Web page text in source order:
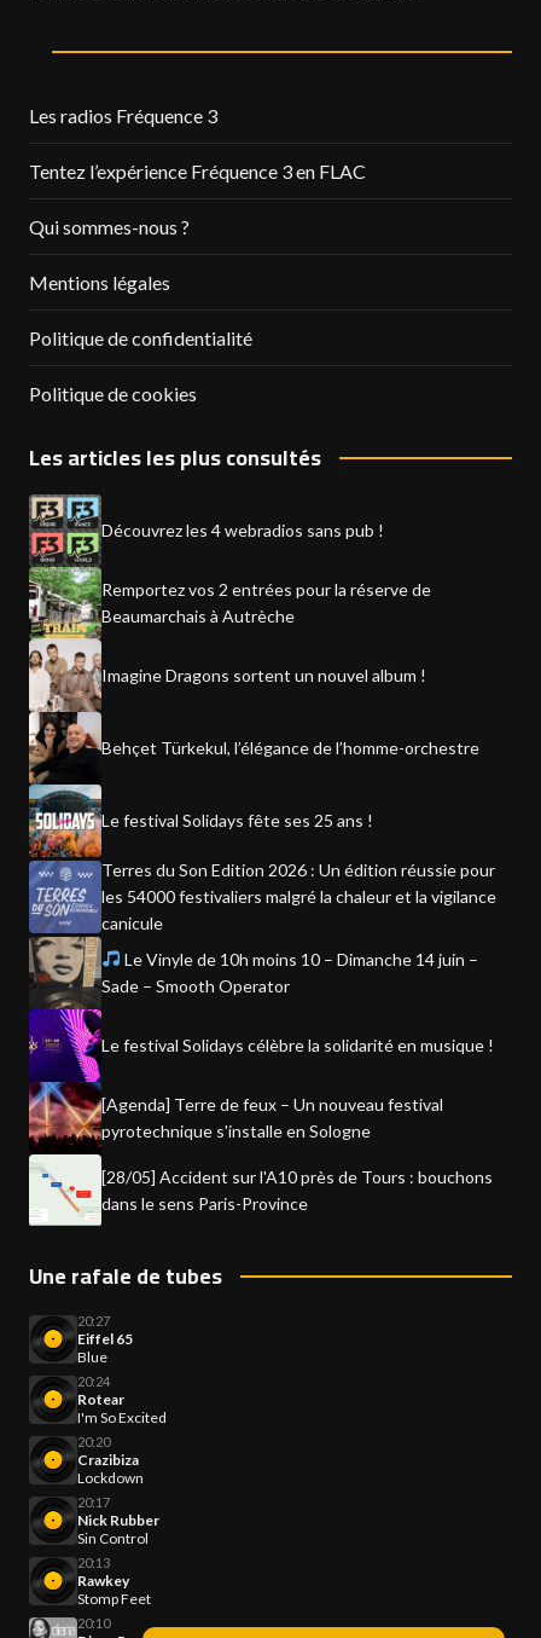
Les radios Fréquence 3
Tentez l’expérience Fréquence 3 en FLAC
Qui sommes-nous ?
Mentions légales
Politique de confidentialité
Politique de cookies
Les articles les plus consultés
Découvrez les 4 webradios sans pub !
Remportez vos 2 entrées pour la réserve de
Beaumarchais à Autrèche
Imagine Dragons sortent un nouvel album !
Behçet Türkekul, l’élégance de l’homme-orchestre
Le festival Solidays fête ses 25 ans !
Terres du Son Edition 2026 : Un édition réussie pour
les 54000 festivaliers malgré la chaleur et la vigilance
canicule
Le Vinyle de 10h moins 10 – Dimanche 14 juin –
Sade – Smooth Operator
Le festival Solidays célèbre la solidarité en musique !
[Agenda] Terre de feux – Un nouveau festival
pyrotechnique s'installe en Sologne
[28/05] Accident sur l'A10 près de Tours : bouchons
dans le sens Paris-Province
Une rafale de tubes
20:27
Eiffel 65
Blue
20:24
Rotear
I'm So Excited
20:20
Crazibiza
Lockdown
20:17
Nick Rubber
Sin Control
20:13
Rawkey
Stomp Feet
20:10